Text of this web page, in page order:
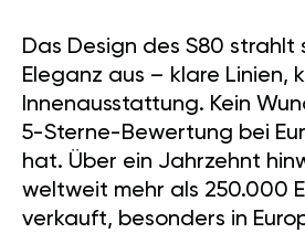
Das Design des S80 strahlt
Eleganz aus – klare Linien,
Innenausstattung. Kein
5-Sterne-Bewertung bei
hat. Über ein Jahrzehnt
weltweit mehr als 250.000
verkauft, besonders in